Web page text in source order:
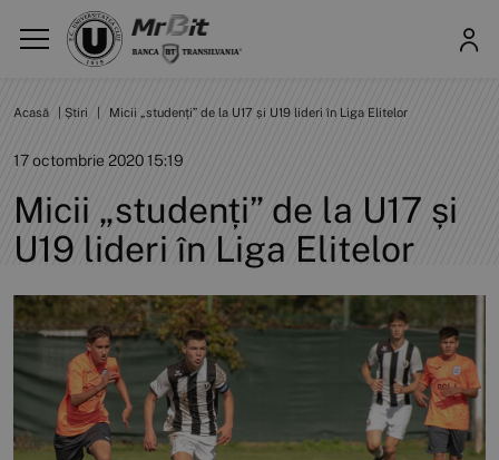
Acasă Știri Micii „studenți” de la U17 și U19 lideri în Liga Elitelor
17 octombrie 2020 15:19
Micii „studenți” de la U17 și
U19 lideri în Liga Elitelor